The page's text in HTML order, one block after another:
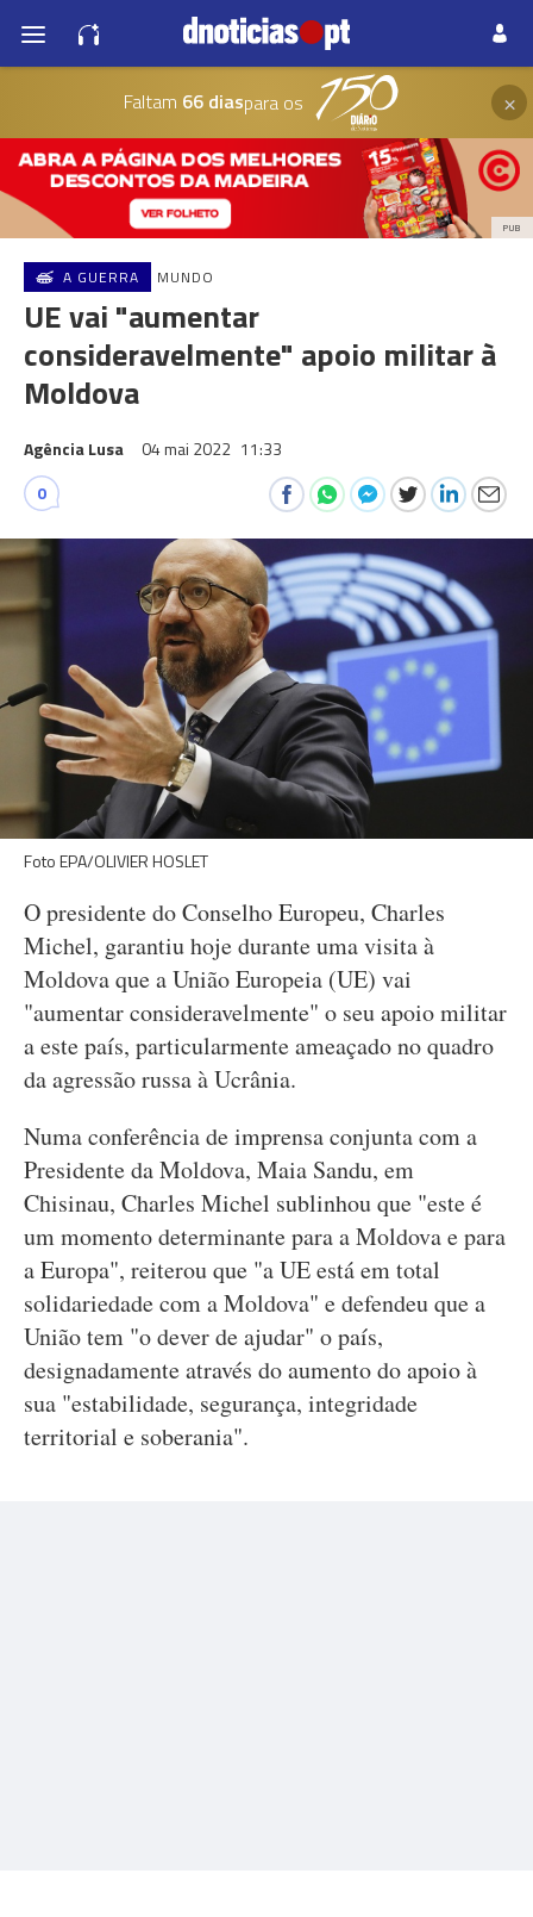
Faltam 66 diaspara os ×
PUB
A GUERRA MUNDO
UE vai "aumentar
consideravelmente" apoio militar à
Moldova
Agência Lusa 04 mai 2022 11:33
0
Foto EPA/OLIVIER HOSLET
O presidente do Conselho Europeu, Charles
Michel, garantiu hoje durante uma visita à
Moldova que a União Europeia (UE) vai
"aumentar consideravelmente" o seu apoio militar
a este país, particularmente ameaçado no quadro
da agressão russa à Ucrânia.
Numa conferência de imprensa conjunta com a
Presidente da Moldova, Maia Sandu, em
Chisinau, Charles Michel sublinhou que "este é
um momento determinante para a Moldova e para
a Europa", reiterou que "a UE está em total
solidariedade com a Moldova" e defendeu que a
União tem "o dever de ajudar" o país,
designadamente através do aumento do apoio à
sua "estabilidade, segurança, integridade
territorial e soberania".